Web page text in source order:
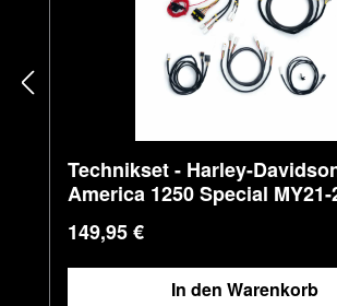
Technikset - Harley-
America 1250 Special MY21-
Regulärer Preis:
149,95 €
In den Warenkorb